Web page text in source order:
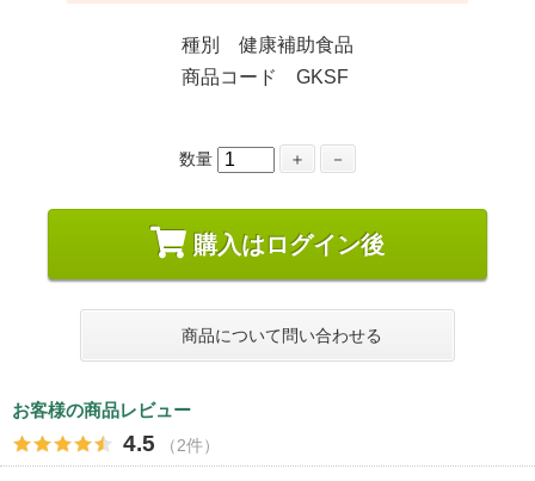
種別 健康補助食品
商品コード GKSF
数量 ＋ －
購入はログイン後
商品について問い合わせる
お客様の商品レビュー
4.5 （2件）